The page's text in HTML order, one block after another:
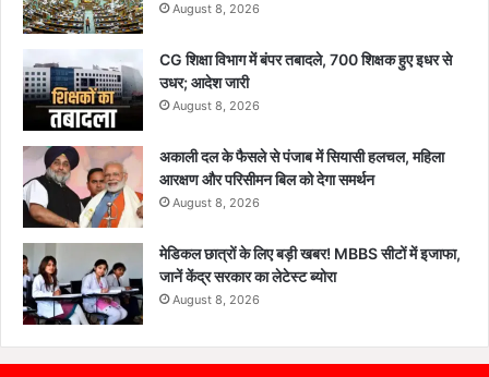
August 8, 2026
CG शिक्षा विभाग में बंपर तबादले, 700 शिक्षक हुए इधर से
उधर; आदेश जारी
August 8, 2026
अकाली दल के फैसले से पंजाब में सियासी हलचल, महिला
आरक्षण और परिसीमन बिल को देगा समर्थन
August 8, 2026
मेडिकल छात्रों के लिए बड़ी खबर! MBBS सीटों में इजाफा,
जानें केंद्र सरकार का लेटेस्ट ब्योरा
August 8, 2026